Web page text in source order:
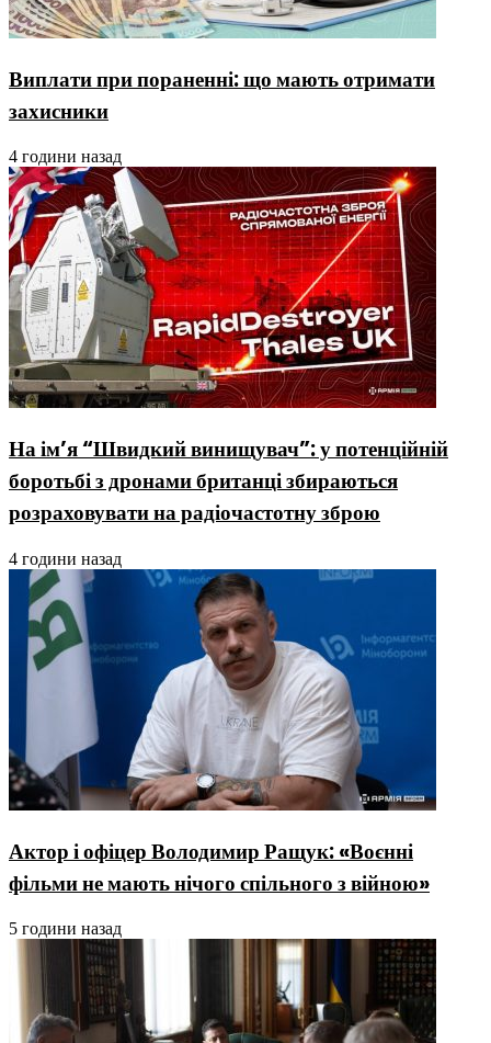
Виплати при пораненні: що мають отримати
захисники
4 години назад
На ім’я “Швидкий винищувач”: у потенційній
боротьбі з дронами британці збираються
розраховувати на радіочастотну зброю
4 години назад
Актор і офіцер Володимир Ращук: «Воєнні
фільми не мають нічого спільного з війною»
5 години назад